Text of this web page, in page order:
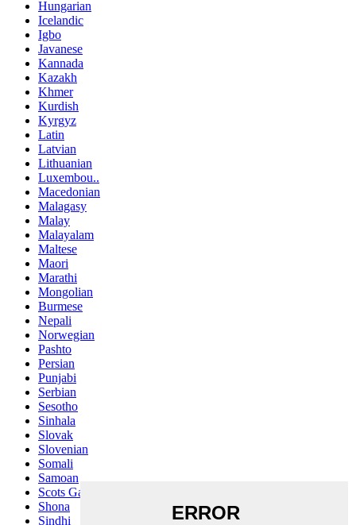
Hungarian
Icelandic
Igbo
Javanese
Kannada
Kazakh
Khmer
Kurdish
Kyrgyz
Latin
Latvian
Lithuanian
Luxembou..
Macedonian
Malagasy
Malay
Malayalam
Maltese
Maori
Marathi
Mongolian
Burmese
Nepali
Norwegian
Pashto
Persian
Punjabi
Serbian
Sesotho
Sinhala
Slovak
Slovenian
Somali
Samoan
Scots Gaelic
Shona
Sindhi